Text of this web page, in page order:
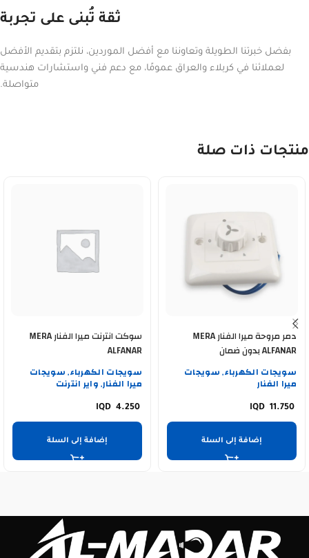
ثقة تُبنى على تجربة
بفضل خبرتنا الطويلة وتعاوننا مع أفضل الموردين، نلتزم بتقديم الأفضل
لعملائنا في كربلاء والعراق عمومًا، مع دعم فني واستشارات هندسية
متواصلة.
منتجات ذات صلة
دمر مروحة ميرا الفنار MERA
ALFANAR بدون ضمان
سويجات الكهرباء, سويجات
ميرا الفنار
11.750
إضافة إلى السلة
سوكت انترنت ميرا الفنار MERA
ALFANAR
سويجات الكهرباء, سويجات
ميرا الفنار, واير انترنت
4.250
إضافة إلى السلة